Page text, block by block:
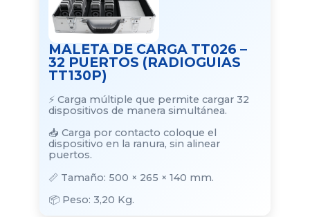
MALETA DE CARGA TT026 –
32 PUERTOS (RADIOGUIAS
TT130P)
⚡ Carga múltiple que permite cargar 32
dispositivos de manera simultánea.
📥 Carga por contacto coloque el
dispositivo en la ranura, sin alinear
puertos.
📏 Tamaño: 500 × 265 × 140 mm.
📦 Peso: 3,20 Kg.